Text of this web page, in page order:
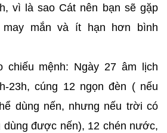
vì là sao Cát nên bạn sẽ gặp
may mắn và ít hạn hơn bình
chiếu mệnh: Ngày 27 âm lịch
23h, cúng 12 ngọn đèn ( nếu
dùng nến, nhưng nếu trời có
dùng được nến), 12 chén nước,